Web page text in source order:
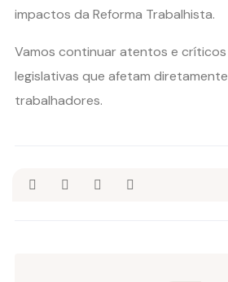
impactos da Reforma Trabalhista.
Vamos continuar atentos e críticos
legislativas que afetam
trabalhadores.